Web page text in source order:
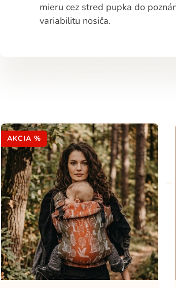
mieru cez stred pupka do
variabilitu nosiča.
AKCIA %